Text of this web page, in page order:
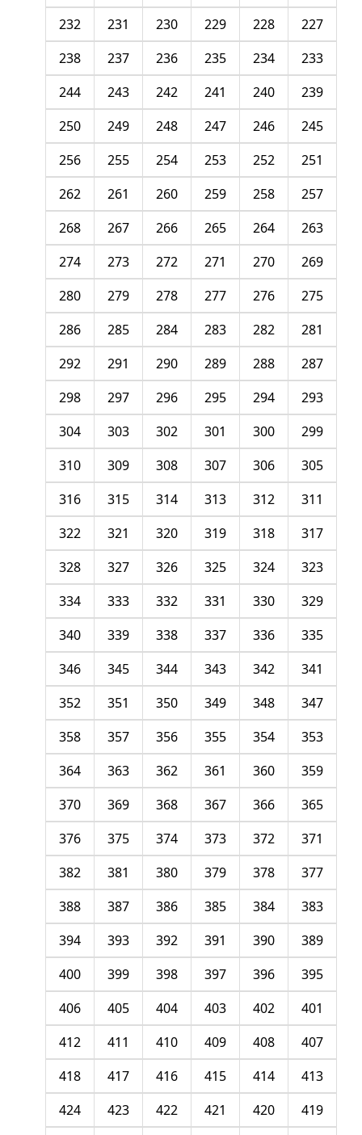
227
228
229
230
231
232
233
234
235
236
237
238
239
240
241
242
243
244
245
246
247
248
249
250
251
252
253
254
255
256
257
258
259
260
261
262
263
264
265
266
267
268
269
270
271
272
273
274
275
276
277
278
279
280
281
282
283
284
285
286
287
288
289
290
291
292
293
294
295
296
297
298
299
300
301
302
303
304
305
306
307
308
309
310
311
312
313
314
315
316
317
318
319
320
321
322
323
324
325
326
327
328
329
330
331
332
333
334
335
336
337
338
339
340
341
342
343
344
345
346
347
348
349
350
351
352
353
354
355
356
357
358
359
360
361
362
363
364
365
366
367
368
369
370
371
372
373
374
375
376
377
378
379
380
381
382
383
384
385
386
387
388
389
390
391
392
393
394
395
396
397
398
399
400
401
402
403
404
405
406
407
408
409
410
411
412
413
414
415
416
417
418
419
420
421
422
423
424